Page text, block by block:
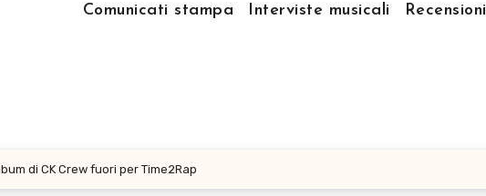
Comunicati stampa Interviste musicali Recensioni
di CK Crew fuori per Time2Rap